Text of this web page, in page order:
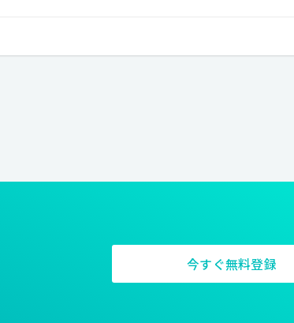
えることで、より柔軟な、そして他社にはない厚みのある提案や
今すぐ無料登録